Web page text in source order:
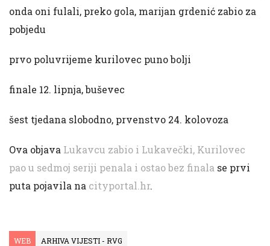
onda oni fulali, preko gola, marijan grdenić zabio za
pobjedu
prvo poluvrijeme kurilovec puno bolji
finale 12. lipnja, buševec
šest tjedana slobodno, prvenstvo 24. kolovoza
Ova objava Lukavcu zabio i Lukavečki, Kurilovec
pao u sedmoj seriji penala i ostao bez finala se prvi
puta pojavila na cityportal.hr.
WEB ARHIVA VIJESTI - RVG